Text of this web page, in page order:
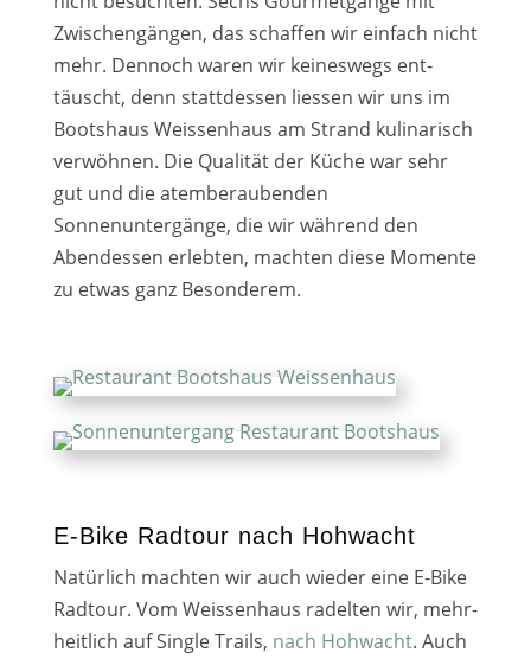
Zwischengängen, das schaf­fen wir ein­fach nicht
mehr. Dennoch waren wir kei­nes­wegs ent­
täuscht, denn statt­des­sen lies­sen wir uns im
Bootshaus Weissenhaus am Strand kuli­na­risch
ver­wöh­nen. Die Qualität der Küche war sehr
gut und die atem­be­rau­ben­den
Sonnenuntergänge, die wir wäh­rend den
Abendessen erleb­ten, mach­ten die­se Momente
zu etwas ganz Besonderem.
E‑Bike Radtour nach Hohwacht
Natürlich mach­ten wir auch wie­der eine E‑Bike
Radtour. Vom Weissenhaus radel­ten wir, mehr­
heit­lich auf Single Trails, nach Hohwacht. Auch